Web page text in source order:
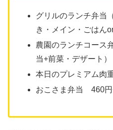
グリルのランチ弁当
き・メイン・ごは
農園のランチコース
当+前菜・デザート
本日のプレミアム肉
おこさま弁当 460